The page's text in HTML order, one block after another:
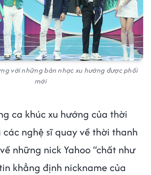
với những bản nhạc xu hướng được phối
mới
ca khúc xu hướng của thời
các nghệ sĩ quay về thời thanh
những nick Yahoo “chất như
khẳng định nickname của